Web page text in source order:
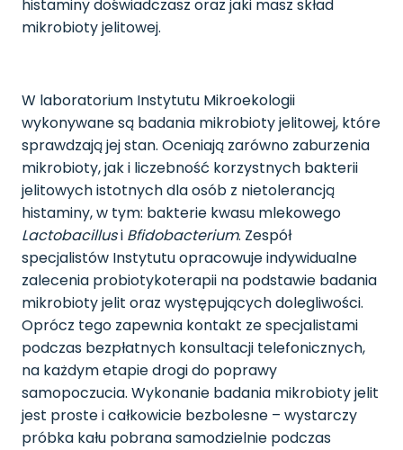
histaminy doświadczasz oraz jaki masz skład
mikrobioty jelitowej.
W laboratorium Instytutu Mikroekologii
wykonywane są badania mikrobioty jelitowej, które
sprawdzają jej stan. Oceniają zarówno zaburzenia
mikrobioty, jak i liczebność korzystnych bakterii
jelitowych istotnych dla osób z nietolerancją
histaminy, w tym: bakterie kwasu mlekowego
Lactobacillusi Bfidobacterium. Zespół
specjalistów Instytutu opracowuje indywidualne
zalecenia probiotykoterapii na podstawie badania
mikrobioty jelit oraz występujących dolegliwości.
Oprócz tego zapewnia kontakt ze specjalistami
podczas bezpłatnych konsultacji telefonicznych,
na każdym etapie drogi do poprawy
samopoczucia. Wykonanie badania mikrobioty jelit
jest proste i całkowicie bezbolesne – wystarczy
próbka kału pobrana samodzielnie podczas